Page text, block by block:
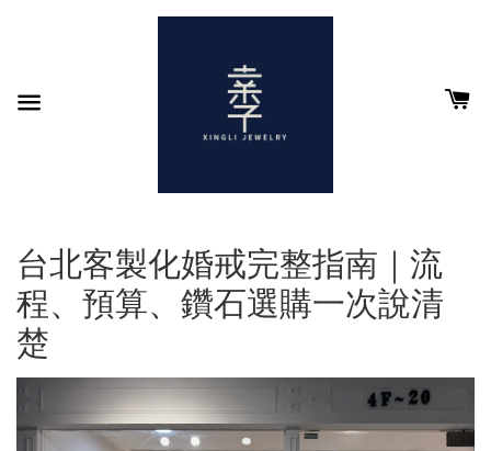
台北客製化婚戒完整指南｜流
程、預算、鑽石選購一次說清
楚